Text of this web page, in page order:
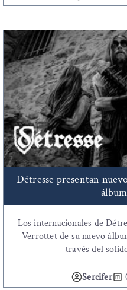
Détresse presentan
Los internacionales de
Verrottet de su nuevo
través del
Sercifer